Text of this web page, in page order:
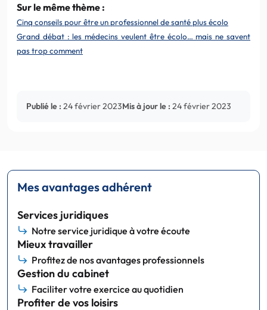
Sur le même thème :
Cinq conseils pour être un professionnel de santé plus écolo
Grand débat : les médecins veulent être écolo… mais ne savent
pas trop comment
Publié le : 24 février 2023Mis à jour le : 24 février 2023
Mes avantages adhérent
Services juridiques
Notre service juridique à votre écoute
Mieux travailler
Profitez de nos avantages professionnels
Gestion du cabinet
Faciliter votre exercice au quotidien
Profiter de vos loisirs